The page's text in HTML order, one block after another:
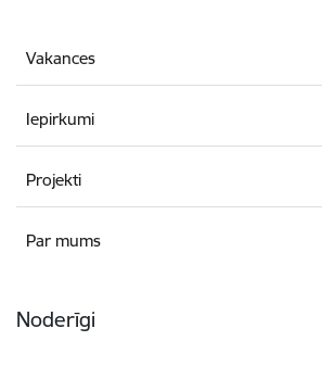
Vakances
Iepirkumi
Projekti
Par mums
Noderīgi